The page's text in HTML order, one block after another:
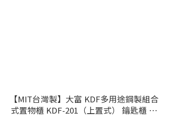
【MIT台灣製】大富 KDF多用途鋼製組合
式置物櫃 KDF-201（上置式） 鑰匙櫃 收